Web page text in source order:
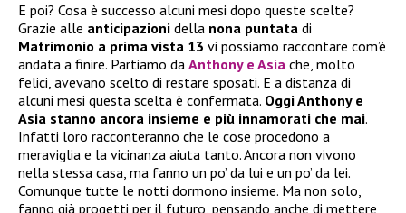
E poi? Cosa è successo alcuni mesi dopo queste scelte?
Grazie alle anticipazioni della nona puntata di
Matrimonio a prima vista 13 vi possiamo raccontare com’è
andata a finire. Partiamo da Anthony e Asia che, molto
felici, avevano scelto di restare sposati. E a distanza di
alcuni mesi questa scelta è confermata. Oggi Anthony e
Asia stanno ancora insieme e più innamorati che mai.
Infatti loro racconteranno che le cose procedono a
meraviglia e la vicinanza aiuta tanto. Ancora non vivono
nella stessa casa, ma fanno un po’ da lui e un po’ da lei.
Comunque tutte le notti dormono insieme. Ma non solo,
fanno già progetti per il futuro, pensando anche di mettere